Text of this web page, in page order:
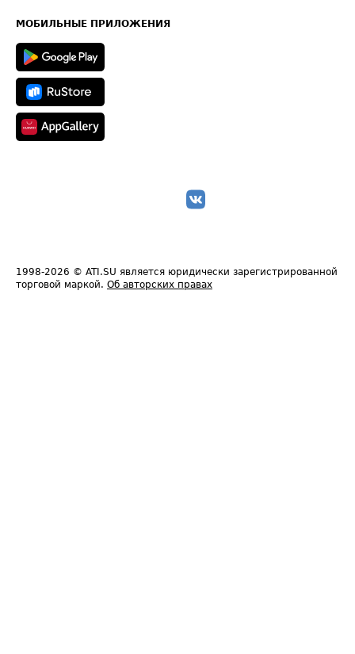
Техническая информация
МОБИЛЬНЫЕ ПРИЛОЖЕНИЯ
1998-2026 © ATI.SU является юридически зарегистрированной
торговой маркой. Об авторских правах